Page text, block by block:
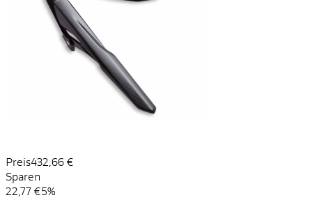
Preis432,66 €
Sparen
22,77 €5%